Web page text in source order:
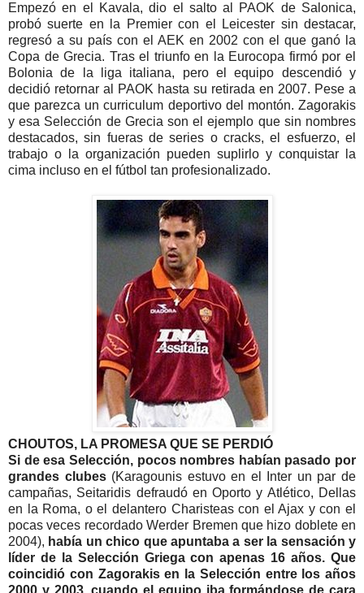
Empezó en el Kavala, dio el salto al PAOK de Salonica,
probó suerte en la Premier con el Leicester sin destacar,
regresó a su país con el AEK en 2002 con el que ganó la
Copa de Grecia. Tras el triunfo en la Eurocopa firmó por el
Bolonia de la liga italiana, pero el equipo descendió y
decidió retornar al PAOK hasta su retirada en 2007. Pese a
que parezca un curriculum deportivo del montón. Zagorakis
y esa Selección de Grecia son el ejemplo que sin nombres
destacados, sin fueras de series o cracks, el esfuerzo, el
trabajo o la organización pueden suplirlo y conquistar la
cima incluso en el fútbol tan profesionalizado.
CHOUTOS, LA PROMESA QUE SE PERDIÓ
Si de esa Selección, pocos nombres habían pasado por
grandes clubes(Karagounis estuvo en el Inter un par de
campañas, Seitaridis defraudó en Oporto y Atlético, Dellas
en la Roma, o el delantero Charisteas con el Ajax y con el
pocas veces recordado Werder Bremen que hizo doblete en
2004), había un chico que apuntaba a ser la sensación y
líder de la Selección Griega con apenas 16 años. Que
coincidió con Zagorakis en la Selección entre los años